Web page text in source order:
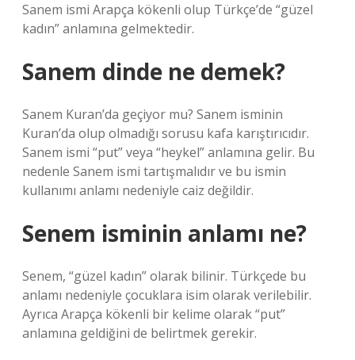
Sanem ismi Arapça kökenli olup Türkçe’de “güzel
kadın” anlamına gelmektedir.
Sanem dinde ne demek?
Sanem Kuran’da geçiyor mu? Sanem isminin
Kuran’da olup olmadığı sorusu kafa karıştırıcıdır.
Sanem ismi “put” veya “heykel” anlamına gelir. Bu
nedenle Sanem ismi tartışmalıdır ve bu ismin
kullanımı anlamı nedeniyle caiz değildir.
Senem isminin anlamı ne?
Senem, “güzel kadın” olarak bilinir. Türkçede bu
anlamı nedeniyle çocuklara isim olarak verilebilir.
Ayrıca Arapça kökenli bir kelime olarak “put”
anlamına geldiğini de belirtmek gerekir.